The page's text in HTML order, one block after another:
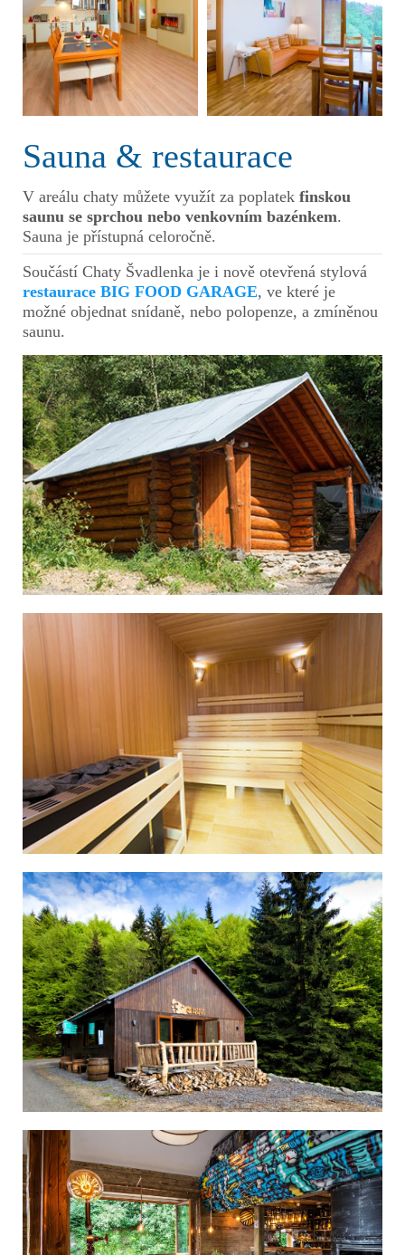
Sauna & restaurace
V areálu chaty můžete využít za poplatek finskou
saunu se sprchou nebo venkovním bazénkem.
Sauna je přístupná celoročně.
Součástí Chaty Švadlenka je i nově otevřená stylová
restaurace BIG FOOD GARAGE, ve které je
možné objednat snídaně, nebo polopenze, a zmíněnou
saunu.